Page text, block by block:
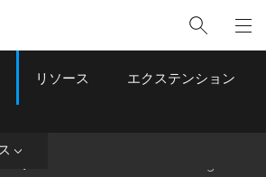
リソース エクステンション